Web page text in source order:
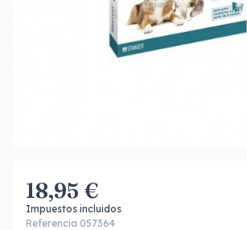
18,95 €
Impuestos incluidos
Referencia 057364